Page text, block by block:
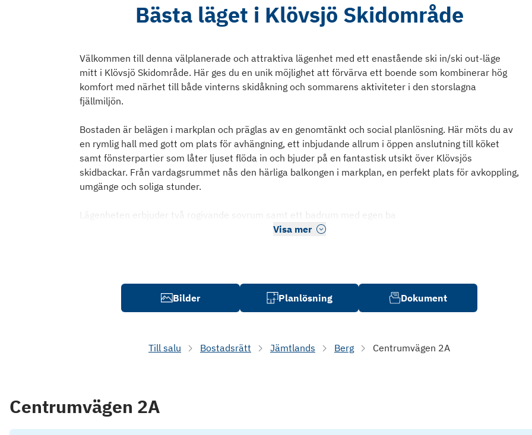
Bästa läget i Klövsjö Skidområde
Välkommen till denna välplanerade och attraktiva lägenhet med ett enastående ski in/ski out-läge
mitt i Klövsjö Skidområde. Här ges du en unik möjlighet att förvärva ett boende som kombinerar hög
komfort med närhet till både vinterns skidåkning och sommarens aktiviteter i den storslagna
fjällmiljön.
Bostaden är belägen i markplan och präglas av en genomtänkt och social planlösning. Här möts du av
en rymlig hall med gott om plats för avhängning, ett inbjudande allrum i öppen anslutning till köket
samt fönsterpartier som låter ljuset flöda in och bjuder på en fantastisk utsikt över Klövsjös
skidbackar. Från vardagsrummet nås den härliga balkongen i markplan, en perfekt plats för avkoppling,
umgänge och soliga stunder.
Lägenheten erbjuder två rogivande sovrum samt ett badrum med egen ba
Visa mer
Bilder Planlösning Dokument
Till salu Bostadsrätt Jämtlands Berg Centrumvägen 2A
Centrumvägen 2A